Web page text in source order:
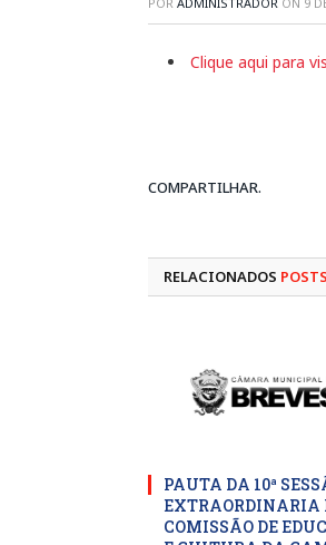
Clique aqui para
COMPARTILHAR.
RELACIONADOS POSTS
PAUTA DA 10ª
EXTRAORDINARIA
COMISSÃO DE